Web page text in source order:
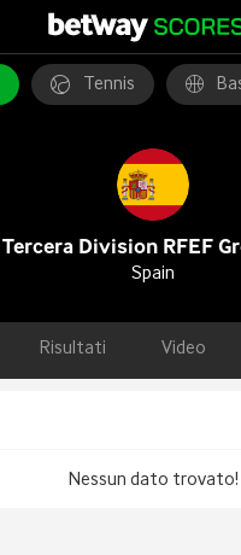
Tennis
Tercera Division RFEF
Spain
Risultati Video
Nessun dato trovato!